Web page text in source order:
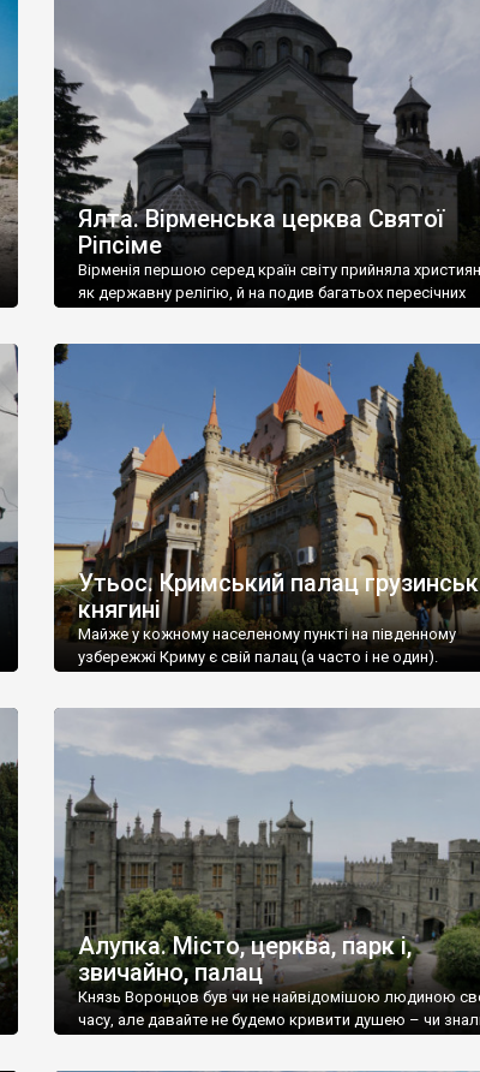
називаються «повстяками» (postaki)…” “Вино. Крим
виробляє відмінне вино і його вдосталь: воно все
легке біле і дуже […]
Ялта. Вірменська церква Святої
Ріпсіме
Вірменія першою серед країн світу прийняла
як державну релігію, й на подив багатьох пересічних
Утьос. Кримський палац
княгині
Майже у кожному населеному пункті на південному
узбережжі Криму є свій палац (а часто і не один).
Алупка. Місто, церква, парк і,
звичайно, палац
Князь Воронцов був чи не найвідомішою людиною
часу, але давайте не будемо кривити душею – чи